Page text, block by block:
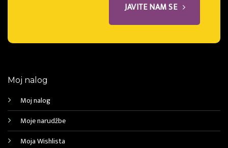
JAVITE NAM SE
Moj nalog
Moj nalog
Moje narudžbe
Moja Wishlista